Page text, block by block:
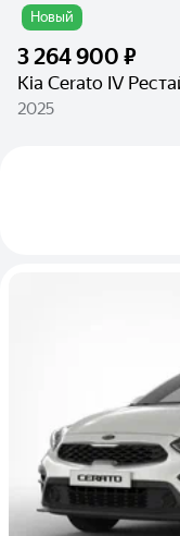
Новый
3 264 900 ₽
Kia Cerato IV
2025